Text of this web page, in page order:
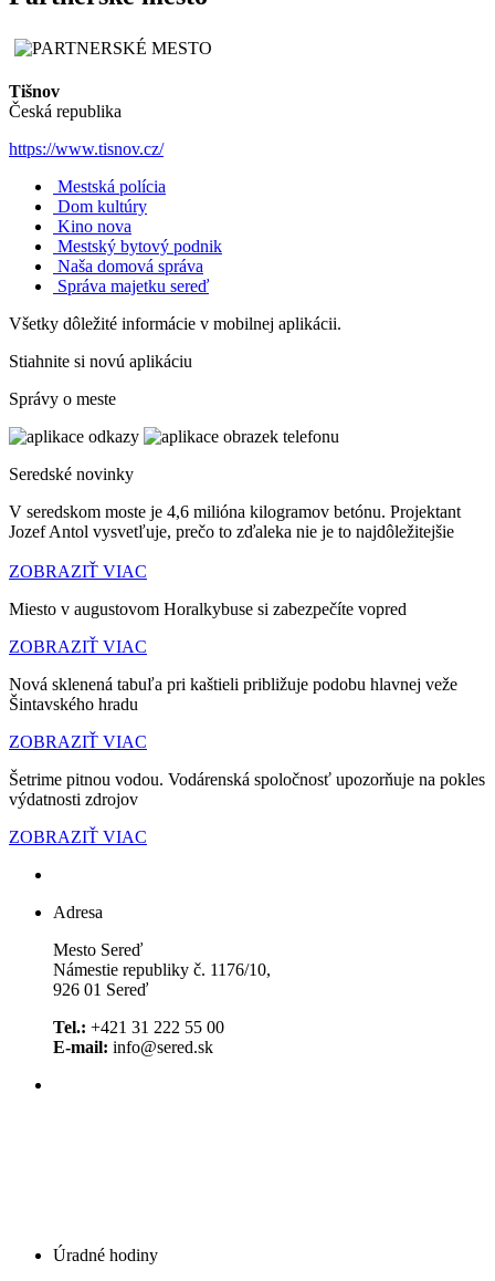
Tišnov
Česká republika
https://www.tisnov.cz/
Mestská polícia
Dom kultúry
Kino nova
Mestský bytový podnik
Naša domová správa
Správa majetku sereď
Všetky dôležité informácie v mobilnej aplikácii.
Stiahnite si novú aplikáciu
Správy o meste
Seredské novinky
V seredskom moste je 4,6 milióna kilogramov betónu. Projektant
Jozef Antol vysvetľuje, prečo to zďaleka nie je to najdôležitejšie
ZOBRAZIŤ VIAC
Miesto v augustovom Horalkybuse si zabezpečíte vopred
ZOBRAZIŤ VIAC
Nová sklenená tabuľa pri kaštieli približuje podobu hlavnej veže
Šintavského hradu
ZOBRAZIŤ VIAC
Šetrime pitnou vodou. Vodárenská spoločnosť upozorňuje na pokles
výdatnosti zdrojov
ZOBRAZIŤ VIAC
Adresa
Mesto Sereď
Námestie republiky č. 1176/10,
926 01 Sereď
Tel.: +421 31 222 55 00
E-mail: info@sered.sk
Úradné hodiny